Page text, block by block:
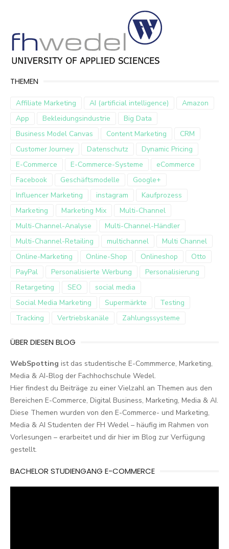
THEMEN
Affiliate Marketing AI (artificial intelligence)
Amazon
App
Bekleidungsindustrie
Big Data
Business Model Canvas
Content Marketing
CRM
Customer Journey
Datenschutz
Dynamic Pricing
E-Commerce
E-Commerce-Systeme
eCommerce
Facebook
Geschäftsmodelle
Google+
Influencer Marketing
instagram
Kaufprozess
Marketing
Marketing Mix
Multi-Channel
Multi-Channel-Analyse
Multi-Channel-Händler
Multi-Channel-Retailing
multichannel
Multi Channel
Online-Marketing
Online-Shop Onlineshop
Otto
PayPal
Personalisierte Werbung
Personalisierung
Retargeting
SEO
social media
Social Media Marketing
Supermärkte
Testing
Tracking
Vertriebskanäle Zahlungssysteme
ÜBER DIESEN BLOG
WebSpotting ist das studentische E-Commmerce, Marketing,
Media & AI-Blog der Fachhochschule Wedel.
Hier findest du Beiträge zu einer Vielzahl an Themen aus den
Bereichen E-Commerce, Digital Business, Marketing, Media & AI.
Diese Themen wurden von den E-Commerce- und Marketing,
Media & AI Studenten der FH Wedel – häufig im Rahmen von
Vorlesungen – erarbeitet und dir hier im Blog zur Verfügung
gestellt.
BACHELOR STUDIENGANG E-COMMERCE